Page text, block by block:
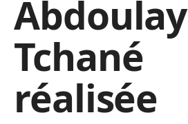
Tchané
réalisée